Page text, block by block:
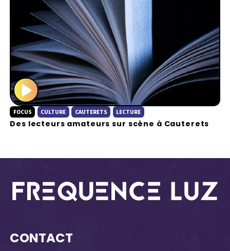
P
l
a
FOCUS CULTURE CAUTERETS LECTURE
Des lecteurs amateurs sur scène à Cauterets
CONTACT